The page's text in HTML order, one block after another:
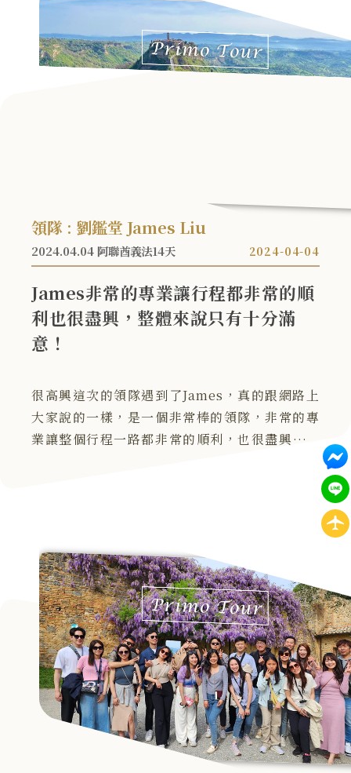
領隊 : 劉鑑堂 James Liu
2024.04.04 阿聯酋義法14天 2024-04-04
James非常的專業讓行程都非常的順
利也很盡興，整體來說只有十分滿
意！
很高興這次的領隊遇到了James，真的跟網路上
大家說的一樣，是一個非常棒的領隊，非常的專
業讓整個行程一路都非常的順利，也很盡興，整